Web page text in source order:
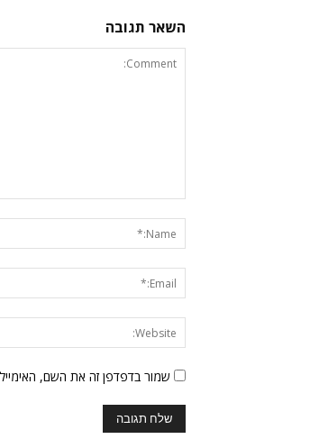
השאר תגובה
שמור בדפדפן זה את השם,